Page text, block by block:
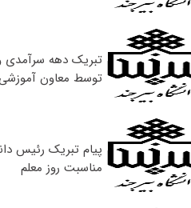
تبریک دهه سرآمدی
توسط معاون
پیام تبریک رئیس
مناسبت روز معلم